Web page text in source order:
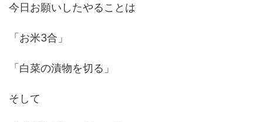
今日お願いしたやることは
「お米3合」
「白菜の漬物を切る」
そして